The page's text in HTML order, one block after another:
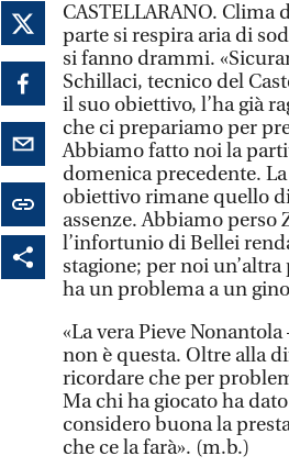
CASTELLARANO. Clima
parte si respira aria di
si fanno drammi.
Schillaci, tecnico del
il suo obiettivo, l’ha già
che ci prepariamo per
Abbiamo fatto noi la
domenica precedente.
obiettivo rimane quello
assenze. Abbiamo
l’infortunio di Bellei
stagione; per noi
ha un problema a un
«La vera Pieve
non è questa. Oltre alla
ricordare che per
Ma chi ha giocato ha
considero buona la
che ce la farà». (m.b.)